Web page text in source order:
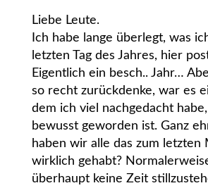
Liebe Leute.
Ich habe lange überlegt, was
letzten Tag des Jahres, hier
Eigentlich ein besch.. Jahr…
so recht zurückdenke, war es
dem ich viel nachgedacht
bewusst geworden ist. Ganz
haben wir alle das zum letzten
wirklich gehabt?
überhaupt keine Zeit